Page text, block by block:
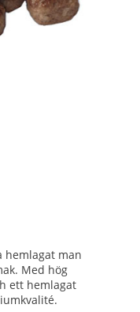
hemlagat man
Med hög
ett hemlagat